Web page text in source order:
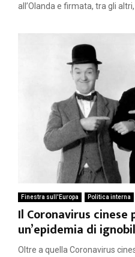
all’Olanda e firmata, tra gli altri,
Finestra sull'Europa Politica interna
Il Coronavirus cinese
un’epidemia di
Oltre a quella Coronavirus